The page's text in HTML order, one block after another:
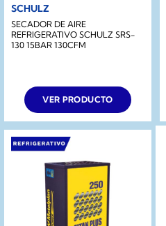
SCHULZ
SECADOR DE AIRE
REFRIGERATIVO SCHULZ SRS-
130 15BAR 130CFM
VER PRODUCTO